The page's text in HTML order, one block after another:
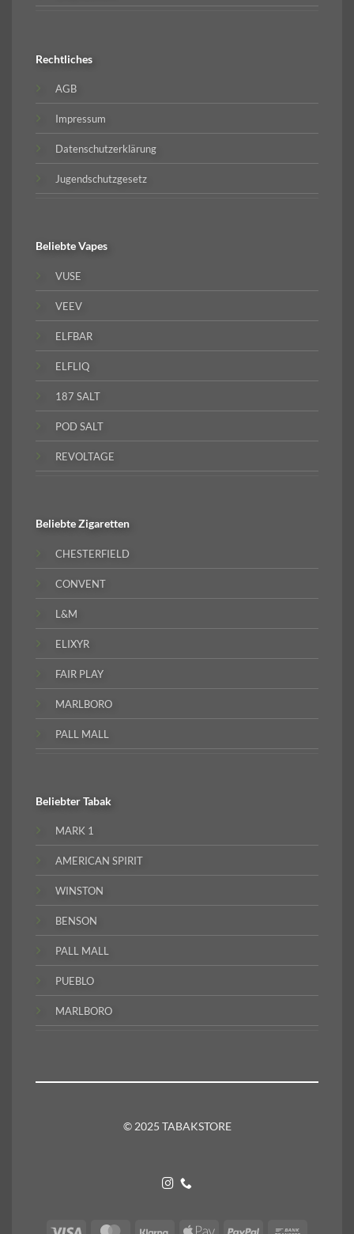
Rechtliches
AGB
Impressum
Datenschutzerklärung
Jugendschutzgesetz
BeliebteVapes
VUSE
VEEV
ELFBAR
ELFLIQ
187 SALT
POD SALT
REVOLTAGE
BeliebteZigaretten
CHESTERFIELD
CONVENT
L&M
ELIXYR
FAIR PLAY
MARLBORO
PALL MALL
BeliebterTabak
MARK 1
AMERICAN SPIRIT
WINSTON
BENSON
PALL MALL
PUEBLO
MARLBORO
© 2025 TABAKSTORE
Visa MasterCardKlarna Apple PayPal